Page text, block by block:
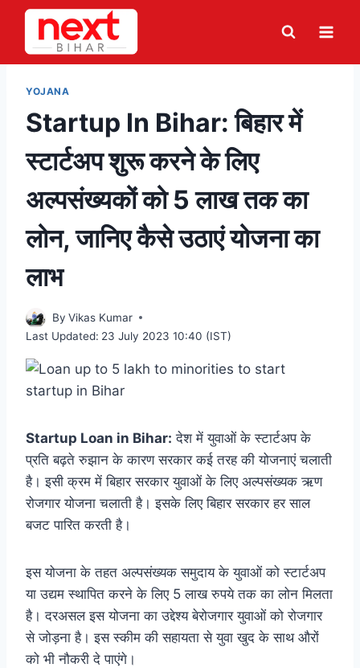
Skip
content
YOJANA
Startup In Bihar: बिहार में
स्टार्टअप शुरू करने के लिए
अल्पसंख्यकों को 5 लाख तक का
लोन, जानिए कैसे उठाएं योजना का
लाभ
By Vikas Kumar
Last Updated: 23 July 2023 10:40 (IST)
Startup Loan in Bihar: देश में युवाओं के स्टार्टअप के
प्रति बढ़ते रुझान के कारण सरकार कई तरह की योजनाएं चलाती
है। इसी क्रम में बिहार सरकार युवाओं के लिए अल्पसंख्यक ऋण
रोजगार योजना चलाती है। इसके लिए बिहार सरकार हर साल
बजट पारित करती है।
इस योजना के तहत अल्पसंख्यक समुदाय के युवाओं को स्टार्टअप
या उद्यम स्थापित करने के लिए 5 लाख रुपये तक का लोन मिलता
है। दरअसल इस योजना का उद्देश्य बेरोजगार युवाओं को रोजगार
से जोड़ना है। इस स्कीम की सहायता से युवा खुद के साथ औरों
को भी नौकरी दे पाएंगे।